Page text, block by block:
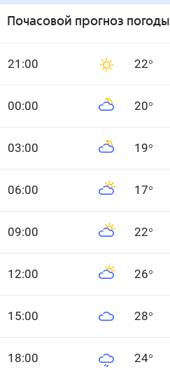
Почасовой прогноз погоды
21 :00 22°
00:00 20°
03:00 19°
06:00 17°
09:00 22°
12:00 26°
15:00 28°
18:00 24°